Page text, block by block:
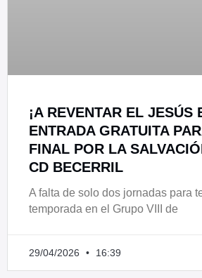
¡A REVENTAR EL JESÚS
ENTRADA GRATUITA
FINAL POR LA
CD BECERRIL
A falta de solo dos jornadas para
temporada en el Grupo VIII de
29/04/2026 16:39